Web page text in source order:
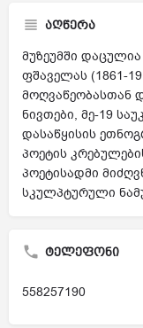
აღწერა
მუზეუმში
ფშაველას (1861-
მოღვაწეობასთან
ნივთები, მე-19
დასაწყისის
პოეტის
პოეტისადმი
სკულპტურული
ტელეფონი
558257190